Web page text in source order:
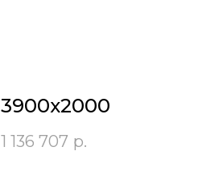
3900x2000
1 136 707 р.